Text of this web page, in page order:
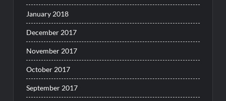
January 2018
December 2017
November 2017
October 2017
September 2017